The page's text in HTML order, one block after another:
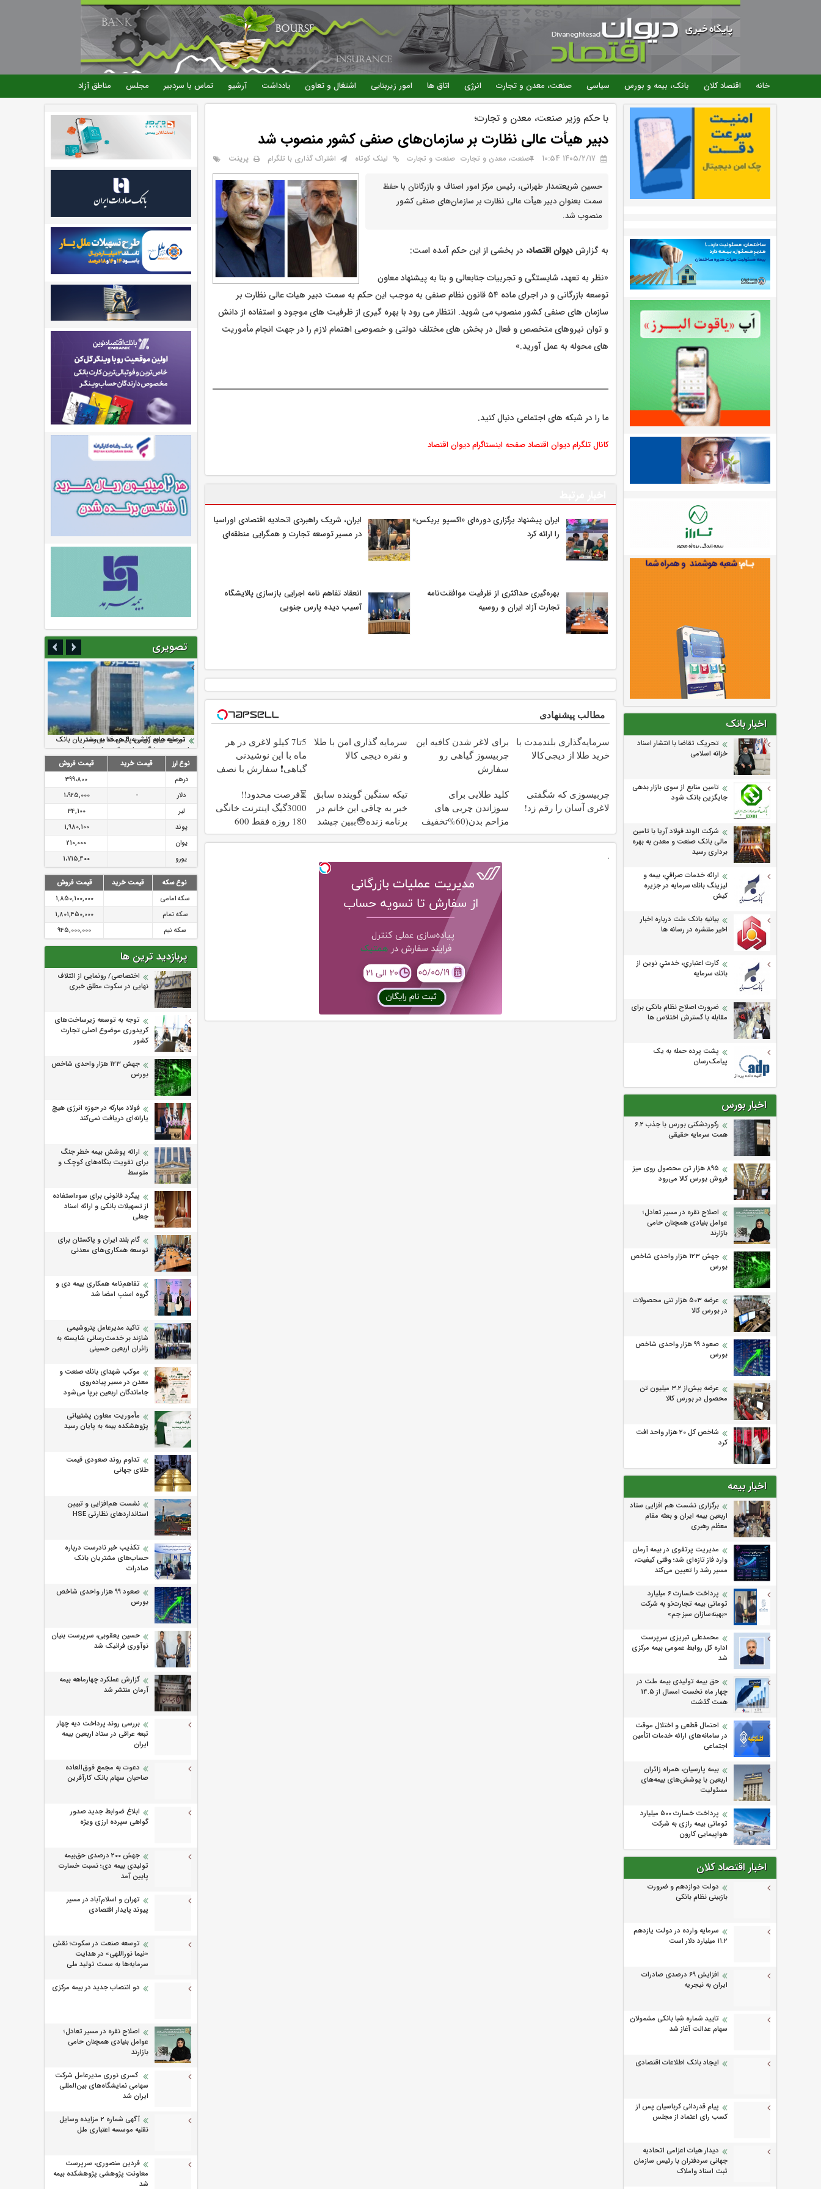
رفتن
به
محتوای
اصلی
خانه اقتصاد کلان بانک، بیمه و بورس سیاسی صنعت، معدن و تجارت انرژی اتاق ها امور زیربنایی اشتغال و تعاون یادداشت آرشیو تماس با سردبیر مجلس مناطق آزاد
اخبار بانک
تحریک تقاضا با انتشار اسناد
خزانه اسلامی
تامین منابع از سوی بازار بدهی
جایگزین بانک شود
شرکت الوند فولاد آریا با تامین
مالی بانک صنعت و معدن به بهره
برداری رسید
ارائه خدمات صرافي، بيمه و
ليزينگ بانك سرمايه در جزيره
كيش
بیانیه بانک ملت درباره اخبار
اخیر منتشره در رسانه ها
كارت اعتباري، خدمتي نوين از
بانك سرمايه
ضرورت اصلاح نظام بانکی برای
مقابله با گسترش اختلاس ها
پشت پرده حمله به یک
پیامک‌رسان
اخبار بورس
رکوردشکنی بورس با جذب ۶.۲
همت سرمایه حقیقی
۸۹۵ هزار تن محصول روی میز
فروش بورس کالا می‌‌رود
اصلاح نقره در مسیر تعادل؛
عوامل بنیادی همچنان حامی
بازارند
جهش ۱۲۳ هزار واحدی شاخص
بورس
عرضه ۵۰۳ هزار تنی محصولات
در بورس کالا
صعود ۹۹ هزار واحدی شاخص
بورس
عرضه بیش‌از ۳.۲ میلیون تن
محصول در بورس کالا
شاخص کل ۲۰ هزار واحد افت
کرد
اخبار بیمه
برگزاری نشست هم افزایی ستاد
اربعین بیمه ایران و بعثه مقام
معظم رهبری
مدیریت پرتفوی در بیمه آرمان
وارد فاز تازه‌ای شد؛ وقتی کیفیت،
مسیر رشد را تعیین می‌کند
پرداخت خسارت ۶ میلیارد
تومانی بیمه تجارت‌نو به شرکت
«بهینه‌سازان سبز جم»
محمدعلی تبریزی سرپرست
اداره كل روابط عمومی بیمه مركزی
شد
حق بیمه تولیدی بیمه ملت در
چهار ماه نخست امسال از 14.5
همت گذشت
احتمال قطعی و اختلال موقت
در سامانه‌های ارائه خدمات اتأمین
اجتماعی
بیمه پارسیان، همراه زائران
اربعین با پوشش‌های بیمه‌های
مسئولیت
پرداخت خسارت ۵۰۰ میلیارد
تومانی بیمه رازی به شرکت
هواپیمایی کارون
اخبار اقتصاد کلان
دولت دوازدهم و ضرورت
بازبینی نظام بانکی
سرمایه وارده در دولت یازدهم
۱۱.۲ میلیارد دلار است
افزایش 69 درصدی صادرات
ایران به نیجریه
تایید شماره شبا بانکی مشمولان
سهام عدالت آغاز شد
ایجاد بانک اطلاعات اقتصادی
پیام قدردانی کرباسیان پس از
کسب رای اعتماد از مجلس
دیدار هیات اعزامی اتحادیه
جهانی سردفتران با رئیس سازمان
ثبت اسناد واملاک
با حکم وزیر صنعت، معدن و تجارت؛
دبیر هیأت عالی نظارت بر سازمان‌های صنفی کشور منصوب شد
۱۴۰۵/۲/۱۷ 10:54 صنعت، معدن و تجارت صنعت و تجارت لینک کوتاه اشتراک گذاری با تلگرام پرینت
حسین شریعتمدار طهرانی، رئیس مرکز امور اصناف و بازرگانان با حفظ
سمت بعنوان دبیر هیأت عالی نظارت بر سازمان‌های صنفی کشور
منصوب شد.
به گزارشدیوان اقتصاد، در بخشی از این حکم آمده است:
«نظر به تعهد، شایستگی و تجربیات جنابعالی و بنا به پیشنهاد معاون
توسعه بازرگانی و در اجرای ماده ۵۴ قانون نظام صنفی به موجب این حکم به سمت دبیر هیات عالی نظارت بر
سازمان های صنفی کشور منصوب می شوید. انتظار می رود با بهره گیری از ظرفیت های موجود و استفاده از دانش
و توان نیروهای متخصص و فعال در بخش های مختلف دولتی و خصوصی اهتمام لازم را در جهت انجام مأموریت
های محوله به عمل آورید.»
ما را در شبکه های اجتماعی دنبال کنید.
کانال تلگرام دیوان اقتصادصفحه اینستاگرام دیوان اقتصاد
ایران پیشنهاد برگزاری دوره‌ای «اکسپو بریکس»
را ارائه کرد
ایران، شریک راهبردی اتحادیه اقتصادی اوراسیا
در مسیر توسعه تجارت و همگرایی منطقه‌ای
بهره‌گیری حداکثری از ظرفیت موافقت‌نامه
تجارت آزاد ایران و روسیه
انعقاد تفاهم نامه اجرایی بازسازی پالایشگاه
آسیب دیده پارس جنوبی
مطالب پیشنهادی
سرمایه‌گذاری بلندمدت با
خرید طلا از دیجی‌کالا
برای لاغر شدن کافیه این
چربیسوز گیاهی رو
سفارش
امشب)
سرمایه گذاری امن با طلا
و نقره دیجی کالا
5تا7 کیلو لاغری در هر
ماه با این نوشیدنی
گیاهی❗ سفارش با نصف
چربیسوزی که شگفتی
لاغری آسان را رقم زد!
کلید طلایی برای
سوزاندن چربی های
مزاحم بدن(60%تخفیف
تا امشب)
تیکه سنگین گوینده سابق
خبر به چاقی این خانم در
برنامه زنده😳ببین چیشد
⏳فرصت محدود!!
3000گیگ اینترنت خانگی
180 روزه فقط 600
هزارتومان!!
.
تصویری
ارزش سهام عدالت بالا رفت
سرمایه بیمه کوثر به ۴ همت می‌رسد
نود ثانیه با فولاد سنگان
تقدیر دبیرکل سندیکای بیمه گران ایران از
اقدامات مدیرعامل بیمه رازی
توصیه های رئیس پلیس فتا به مشتریان بانک
ها در مورد پیشگیری از سرقت های مجازی
نوع ارز قیمت خرید
قیمت فروش
درهم
399،800
دلار
-
1،925,000
لیر
34,100
پوند
1,980,100
یوان
210,000
یورو
1،715,400
نوع سکه قیمت خرید
قیمت فروش
سکه امامی
1,850,100,000
سکه تمام
1,801,450,000
سکه نیم
945,000,000
پربازدید ترین ها
اختصاصی/ رونمایی از ائتلاف‌
نهایی در سکوت مطلق خبری
توجه به توسعه زیرساخت‌های
کریدوری موضوع اصلی تجارت
کشور
جهش ۱۲۳ هزار واحدی شاخص
بورس
فولاد مبارکه در حوزه انرژی هیچ
یارانه‌ای دریافت نمی‌کند
ارائه پوشش بیمه خطر جنگ
برای تقویت بنگاه‌های کوچک و
متوسط
پیگرد قانونی برای سوءاستفاده
از تسهیلات بانکی و ارائه اسناد
جعلی
گام بلند ایران و پاکستان برای
توسعه همکاری‌های معدنی
تفاهم‌نامه همکاری بیمه دی و
گروه اسنپ امضا شد
تاکید مدیرعامل پتروشیمی
شازند بر خدمت‌رسانی شایسته به
زائران اربعین حسینی
موكب شهدای بانك صنعت و
معدن در مسیر پیاده‌روی
جاماندگان اربعین برپا می‌شود
مأموریت معاون پشتیبانی
پژوهشكده بیمه به پایان رسید
تداوم روند صعودی قیمت
طلای جهانی
نشست هم‌افزایی و تبیین
استانداردهای نظارتی HSE
تکذیب خبر نادرست درباره
حساب‌های مشتریان بانک
صادرات
صعود ۹۹ هزار واحدی شاخص
بورس
حسین یعقوبی، سرپرست بنیان
نوآوری فرانیک شد
گزارش عملکرد چهارماهه بیمه
آرمان منتشر شد
بررسی روند پرداخت دیه چهار
تبعه عراقی در ستاد اربعین بیمه
ایران
دعوت به مجمع فوق‌العاده
صاحبان سهام بانک کارآفرین
ابلاغ ضوابط جدید صدور
گواهی سپرده ارزی ویژه
جهش ۲۰۰ درصدی حق‌بیمه
تولیدی بیمه دی؛ نسبت خسارت
پایین آمد
تهران و اسلام‌آباد در مسیر
پیوند پایدار اقتصادی
توسعه صنعت در سکوت؛ نقش
«نیما نوراللهی» در هدایت
سرمایه‌ها به سمت تولید ملی
دو انتصاب جدید در بیمه مرکزی
اصلاح نقره در مسیر تعادل؛
عوامل بنیادی همچنان حامی
بازارند
کسری نوری مدیرعامل شرکت
سهامی نمایشگاه‌های بین‌المللی
ایران شد
آگهی شماره 2 مزایده وسایل
نقلیه موسسه اعتباری ملل
فردین منصوری، سرپرست
معاونت پژوهشی پژوهشكده بیمه
شد